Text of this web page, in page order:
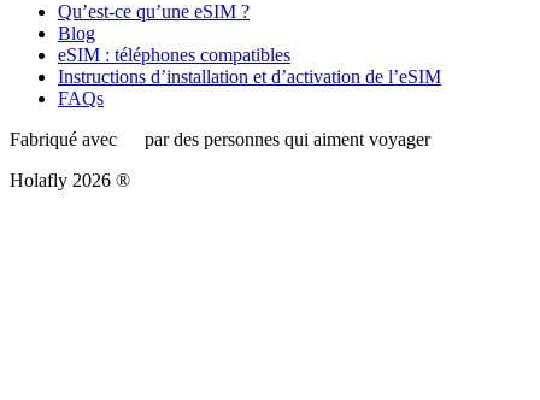
Qu’est-ce qu’une eSIM ?
Blog
eSIM : téléphones compatibles
Instructions d’installation et d’activation de l’eSIM
FAQs
Fabriqué avec
par des personnes qui aiment voyager
Holafly 2026 ®